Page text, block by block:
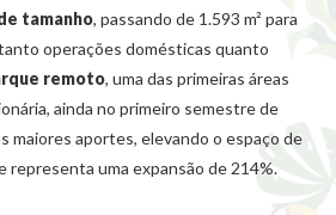
tamanho, passando de 1.593 m² para
operações domésticas quanto
remoto, uma das primeiras áreas
ainda no primeiro semestre de
maiores aportes, elevando o espaço de
representa uma expansão de 214%.